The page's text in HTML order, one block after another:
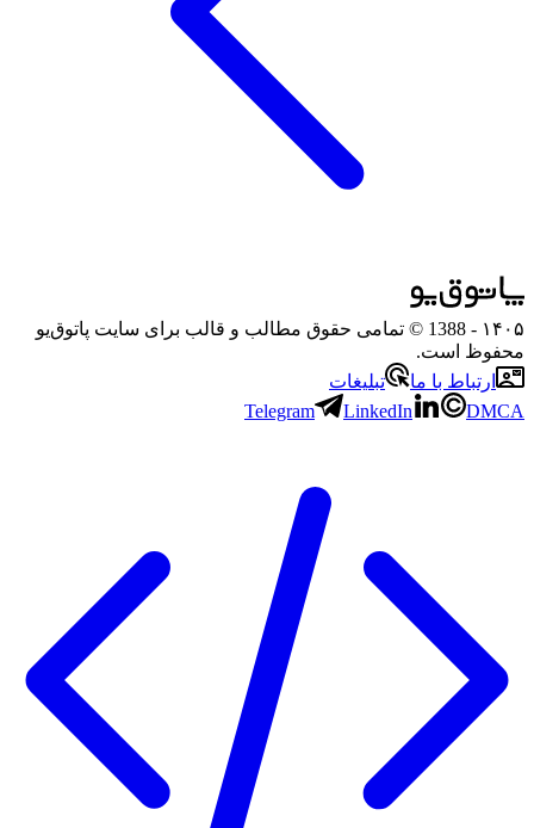
۱۴۰۵
- 1388 © تمامی حقوق مطالب و قالب برای سایت پاتوق‌یو
محفوظ است.
ارتباط با ما
تبلیغات
Telegram
LinkedIn DMCA